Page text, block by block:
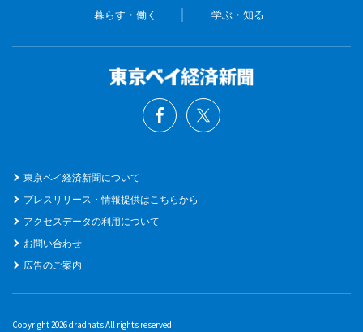
暮らす・働く 学ぶ・知る
東京ベイ経済新聞について
プレスリリース・情報提供はこちらから
アクセスデータの利用について
お問い合わせ
広告のご案内
Copyright 2026 dradnats All rights reserved.